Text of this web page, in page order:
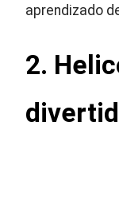
aprendizado
2.